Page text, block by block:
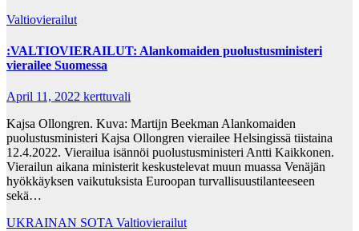
Valtiovierailut
:VALTIOVIERAILUT: Alankomaiden puolustusministeri
vierailee Suomessa
April 11, 2022 kerttuvali
Kajsa Ollongren. Kuva: Martijn Beekman Alankomaiden
puolustusministeri Kajsa Ollongren vierailee Helsingissä tiistaina
12.4.2022. Vierailua isännöi puolustusministeri Antti Kaikkonen.
Vierailun aikana ministerit keskustelevat muun muassa Venäjän
hyökkäyksen vaikutuksista Euroopan turvallisuustilanteeseen
sekä…
UKRAINAN SOTAValtiovierailut